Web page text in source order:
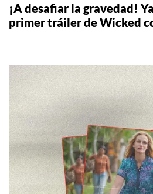
¡A desafiar la gravedad!
primer tráiler de Wicked